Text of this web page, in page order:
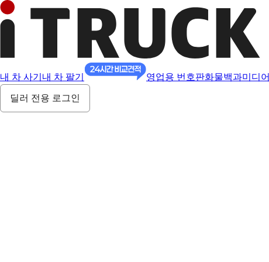
내 차 사기 내 차 팔기 영업용 번호판화물백과미디어
딜러 전용 로그인